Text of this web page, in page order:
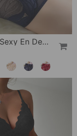
Culotte Sexy En Dentelle De Couleur Unie